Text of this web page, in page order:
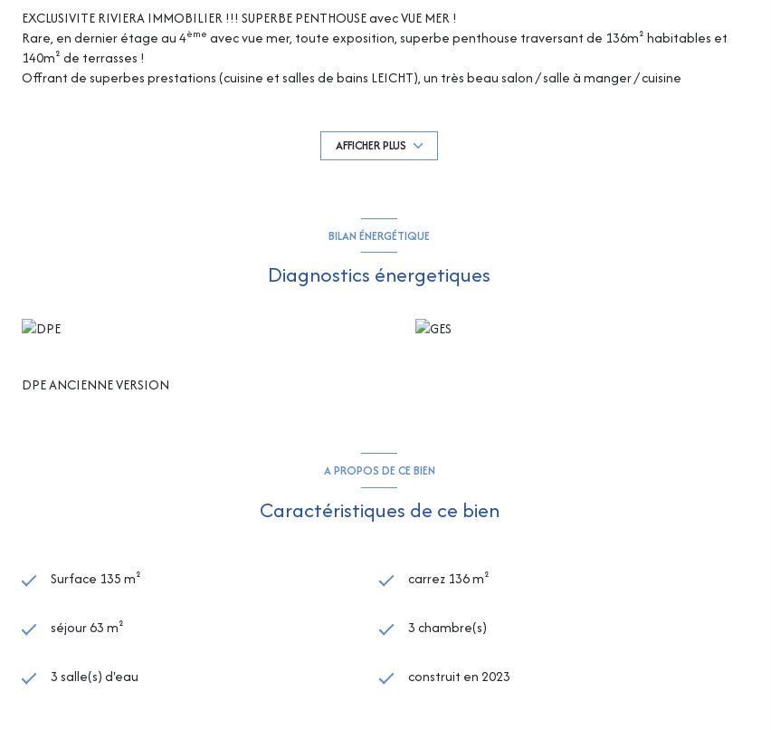
EXCLUSIVITE RIVIERA IMMOBILIER !!! SUPERBE PENTHOUSE avec VUE MER !
Rare, en dernier étage au 4ème avec vue mer, toute exposition, superbe penthouse traversant de 136m² habitables et
140m² de terrasses !
Offrant de superbes prestations (cuisine et salles de bains LEICHT), un très beau salon / salle à manger / cuisine
Un espace extérieur remarquable, avec 140m² de terrasses exposées SUD et OUEST bénéficiant d’un ensoleillement
optimal et d’une vue mer sans concession… espace salon, diner avec une table pour 8 /10 personnes, espace bains de
AFFICHER PLUS
BILAN ÉNERGÉTIQUE
Diagnostics énergetiques
DPE ANCIENNE VERSION
A PROPOS DE CE BIEN
Caractéristiques de ce bien
Surface 135 m² carrez 136 m²
séjour 63 m² 3 chambre(s)
3 salle(s) d'eau construit en 2023